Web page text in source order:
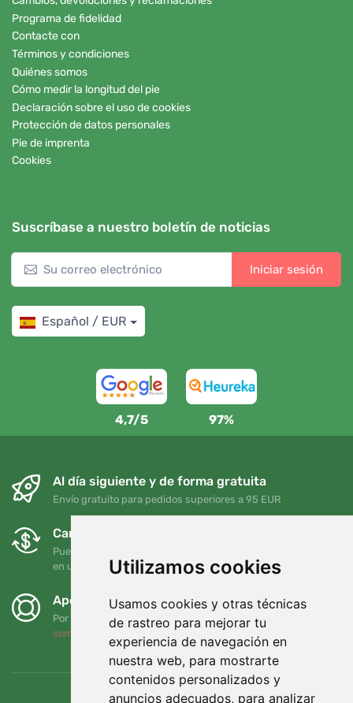
Utilizamos cookies
Usamos cookies y otras técnicas
de rastreo para mejorar tu
experiencia de navegación en
nuestra web, para mostrarte
contenidos personalizados y
anuncios adecuados, para analizar
Programa de fidelidad
Contacte con
Términos y condiciones
Quiénes somos
Cómo medir la longitud del pie
Declaración sobre el uso de cookies
Protección de datos personales
Pie de imprenta
Cookies
Suscríbase a nuestro boletín de noticias
Iniciar sesión
Español / EUR
4,7/5 97%
Al día siguiente y de forma gratuita
Envío gratuito para pedidos superiores a 95 EUR
Cambios y devoluciones gratuitos
Puede devolver o cambiar su pedido en cualquier momento
en un plazo de 90 días
Apoyamos a Trees.org
Por cada pedido plantamos un árbol. Leer más
somos